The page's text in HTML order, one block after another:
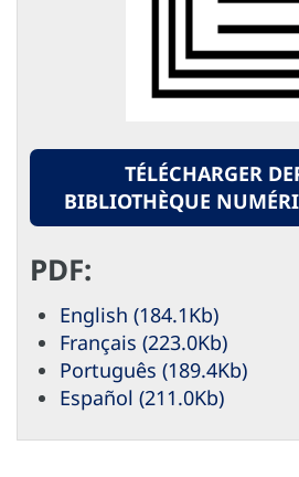
TÉLÉCHARGER
BIBLIOTHÈQUE
PDF:
English (184.1Kb)
Français (223.0Kb)
Português (189.4Kb)
Español (211.0Kb)